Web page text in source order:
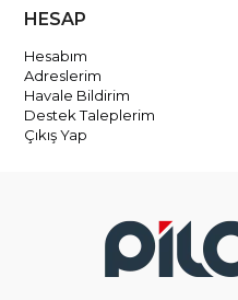
HESAP
Hesabım
Adreslerim
Havale Bildirim
Destek Taleplerim
Çıkış Yap